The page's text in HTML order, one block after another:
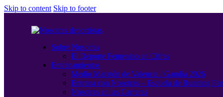
Skip to content Skip to footer
Sobre Nosotras
El Deporte Femenino en Cifras
Entrenamientos
Medio Maratón de Valencia / Gandía 2026
Entrena con Nosotras – Escuela de Running
Nosotras en las Carreras